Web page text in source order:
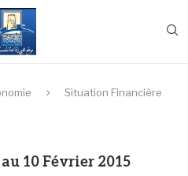
Situation Financière
10 Février 2015